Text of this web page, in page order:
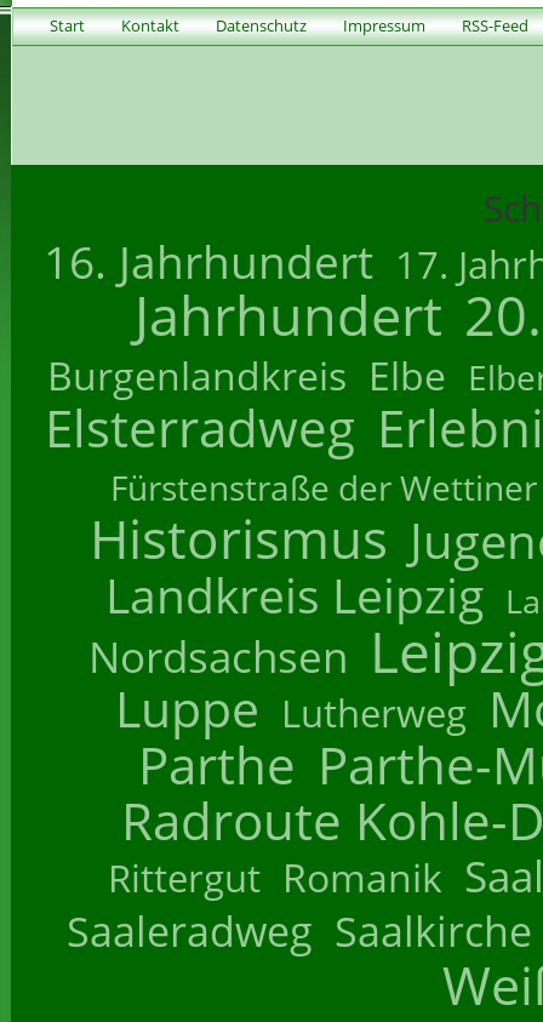
Start Kontakt Datenschutz Impressum RSS-Feed
16. Jahrhundert 17.
Jahrhundert
Burgenlandkreis Elbe
Elsterradweg
Fürstenstraße der Wettiner
Historismus
Landkreis Leipzig
Nordsachsen
Luppe Lutherweg
Parthe Parthe-
Radroute Kohle-
Rittergut Romanik
Saaleradweg Saalkirche